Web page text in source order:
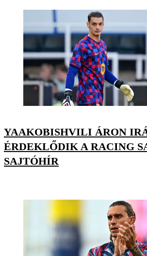
YAAKOBISHVILI ÁRON
ÉRDEKLŐDIK A RACING
SAJTÓHÍR